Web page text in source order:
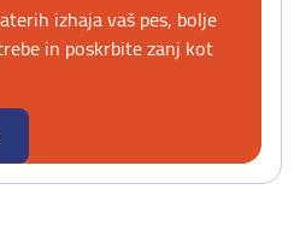
izhaja vaš pes, bolje
in poskrbite zanj kot